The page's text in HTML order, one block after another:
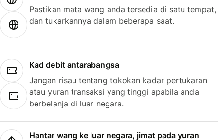
Pastikan mata wang anda tersedia di satu tempat,
dan tukarkannya dalam beberapa saat.
Kad debit antarabangsa
Jangan risau tentang tokokan kadar pertukaran
atau yuran transaksi yang tinggi apabila anda
berbelanja di luar negara.
Hantar wang ke luar negara, jimat pada yuran